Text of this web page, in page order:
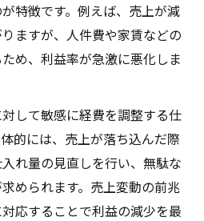
特徴です。例えば、売上が減
ますが、人件費や家賃などの
め、利益率が急激に悪化しま
して敏感に経費を調整する仕
的には、売上が落ち込んだ際
れ量の見直しを行い、無駄な
められます。売上変動の前兆
応することで利益の減少を最